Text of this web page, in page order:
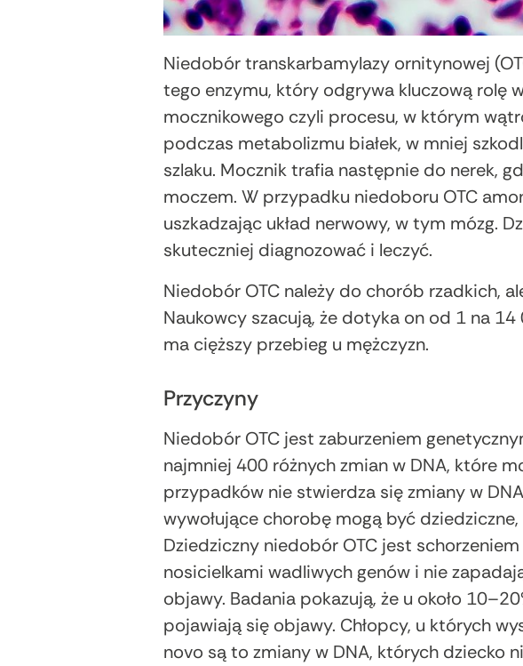
Niedobór transkarbamylazy ornitynowej
tego enzymu, który odgrywa kluczową rolę
mocznikowego czyli procesu, w którym
podczas metabolizmu białek, w mniej
szlaku. Mocznik trafia następnie do nerek,
moczem. W przypadku niedoboru OTC
uszkadzając układ nerwowy, w tym mózg.
skuteczniej diagnozować i leczyć.
Niedobór OTC należy do chorób rzadkich,
Naukowcy szacują, że dotyka on od 1 na
ma cięższy przebieg u mężczyzn.
Przyczyny
Niedobór OTC jest zaburzeniem
najmniej 400 różnych zmian w DNA, które
przypadków nie stwierdza się zmiany w
wywołujące chorobę mogą być
Dziedziczny niedobór OTC jest
nosicielkami wadliwych genów i nie
objawy. Badania pokazują, że u około
pojawiają się objawy. Chłopcy, u których
novo są to zmiany w DNA, których dziecko